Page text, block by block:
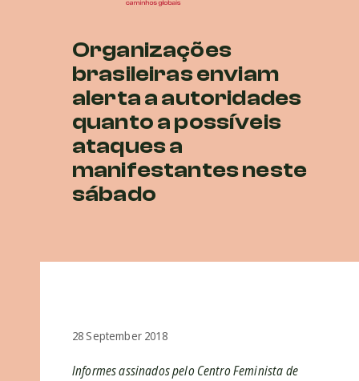
Organizações
brasileiras enviam
alerta a autoridades
quanto a possíveis
ataques a
manifestantes neste
sábado
28 September 2018
Informes assinados pelo Centro Feminista de